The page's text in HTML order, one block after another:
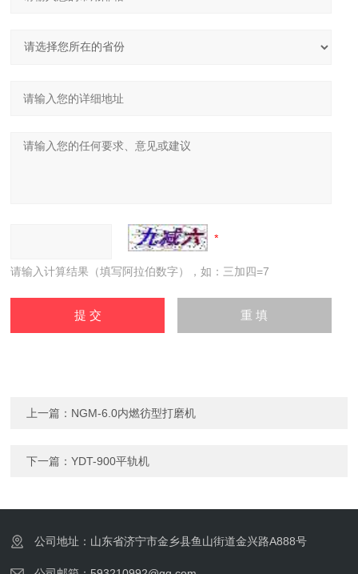
请输入计算结果（填写阿拉伯数字），如：三加四=7
上一篇： NGM-6.0内燃彷型打磨机
下一篇：YDT-900平轨机
公司地址：山东省济宁市金乡县鱼山街道金兴路A888号